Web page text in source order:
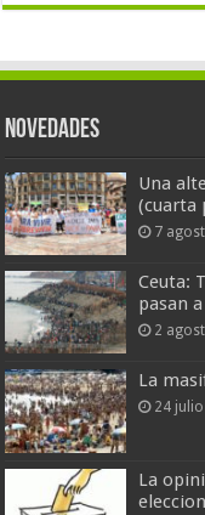
Novedades
Una
(cuarta
7
Ceuta:
pasan
2
La
24
La